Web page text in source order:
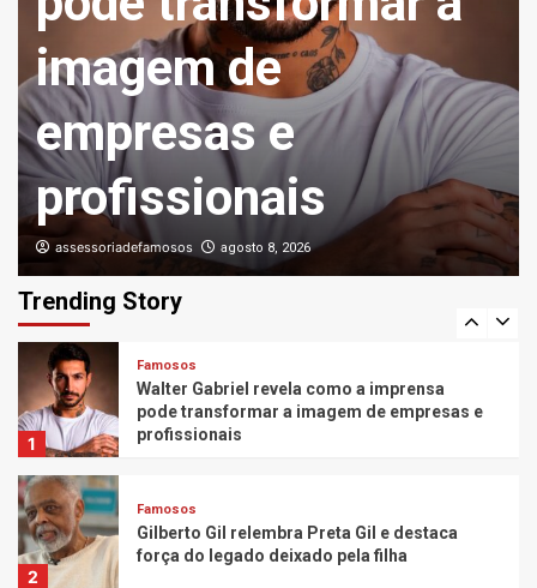
imagem de
empresas e
profissionais
assessoriadefamosos agosto 8, 2026
Trending Story
na Austrália, e Ary Mirelle revela detalhes
da comemoração
6
Famosos
Stefany, ex-atriz mirim de “Carrossel”,
desabafa sobre músicas da novela e diz
nunca ter recebido royalties
7
Famosos
Leonardo compra 60 porcos e brinca com
dificuldade para fazer PIX: “Vou pedir
ajuda”
1
Famosos
Walter Gabriel revela como a imprensa
pode transformar a imagem de empresas e
profissionais
2
Famosos
Gilberto Gil relembra Preta Gil e destaca
força do legado deixado pela filha